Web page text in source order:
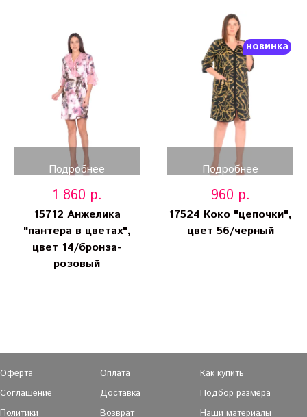
Подробнее
1 860 р.
15712 Анжелика
"пантера в цветах",
цвет 14/бронза-
розовый
Подробнее
новинка
960 р.
17524 Коко "цепочки",
цвет 56/черный
Оферта Оплата
Как купить
Соглашение
Доставка
Подбор размера
Политики
Возврат Наши материалы